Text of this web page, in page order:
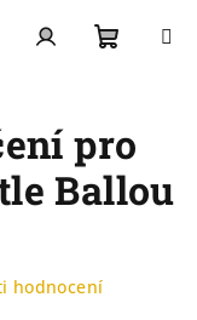
košík
pro
Ballou
hodnocení